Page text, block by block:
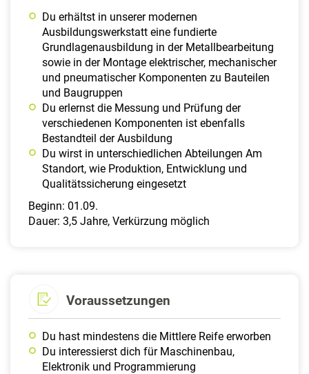
Du erhältst in unserer modernen
Ausbildungswerkstatt eine fundierte
Grundlagenausbildung in der Metallbearbeitung
sowie in der Montage elektrischer, mechanischer
und pneumatischer Komponenten zu Bauteilen
und Baugruppen
Du erlernst die Messung und Prüfung der
verschiedenen Komponenten ist ebenfalls
Bestandteil der Ausbildung
Du wirst in unterschiedlichen Abteilungen Am
Standort, wie Produktion, Entwicklung und
Qualitätssicherung eingesetzt
Beginn: 01.09.
Dauer: 3,5 Jahre, Verkürzung möglich
Voraussetzungen
Du hast mindestens die Mittlere Reife erworben
Du interessierst dich für Maschinenbau,
Elektronik und Programmierung